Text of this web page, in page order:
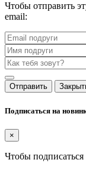
Чтобы отправить
email:
Отправить
Подписаться на
×
Чтобы